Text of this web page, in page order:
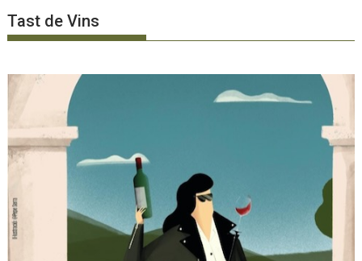
Tast de Vins